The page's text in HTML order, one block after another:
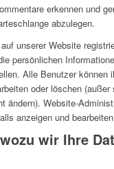
erkennen und
abzulegen.
unserer Website
persönlichen
Alle Benutzer können
oder löschen (außer
ändern). Website-
anzeigen und
wir Ihre